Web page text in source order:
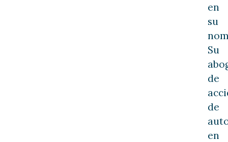
en
su
Su
de
de
en